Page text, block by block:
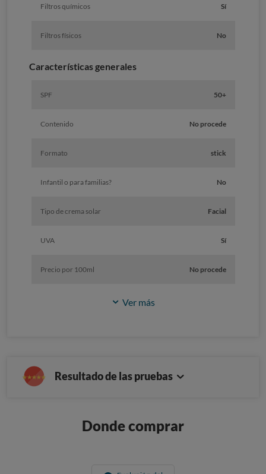
Filtros químicos Sí
Filtros físicos No
Características generales
SPF 50+
Contenido No procede
Formato stick
Infantil o para familias? No
Tipo de crema solar Facial
UVA Sí
Precio por 100ml No procede
Ver más
Resultado de las pruebas
Donde comprar